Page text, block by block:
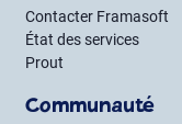
Contacter Framasoft
État des services
Prout
Communauté